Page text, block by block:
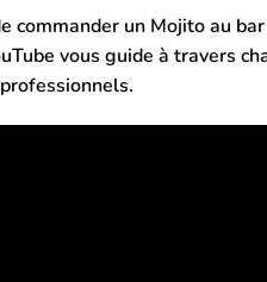
commander un Mojito au
vous guide à travers